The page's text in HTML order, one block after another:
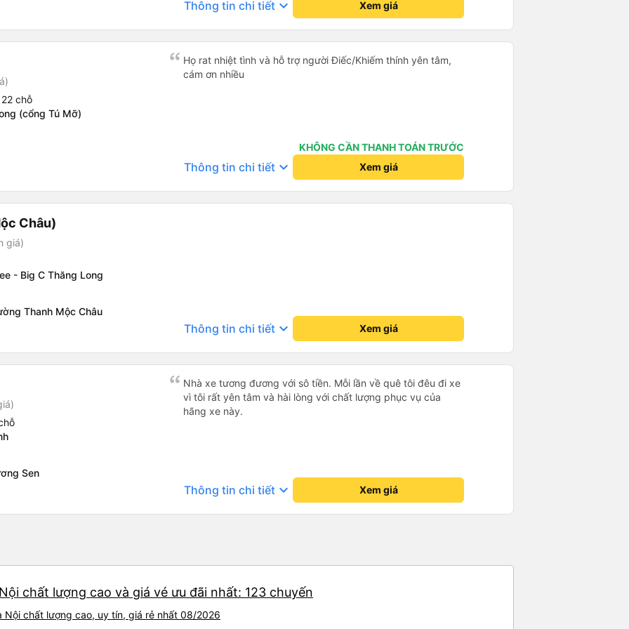
Thông tin chi tiết keyboard_arrow_down Xem giá
chỗ
(cổng Tú Mỡ)
Họ rat nhiệt tình và hỗ trợ người Điếc/Khiếm thính yên tâm,
cám ơn nhiều
KHÔNG CẦN THANH TOÁN TRƯỚC
Thông tin chi tiết keyboard_arrow_down Xem giá
Châu)
giá)
- Big C Thăng Long
Thanh Mộc Châu
Thông tin chi tiết keyboard_arrow_down Xem giá
Sen
Nhà xe tương đương với sô tiền. Mỗi lần về quê tôi đêu đi xe
vì tôi rất yên tâm và hài lòng với chất lượng phục vụ của
hãng xe này.
Thông tin chi tiết keyboard_arrow_down Xem giá
chất lượng cao và giá vé ưu đãi nhất: 123 chuyến
Nội chất lượng cao, uy tín, giá rẻ nhất 08/2026